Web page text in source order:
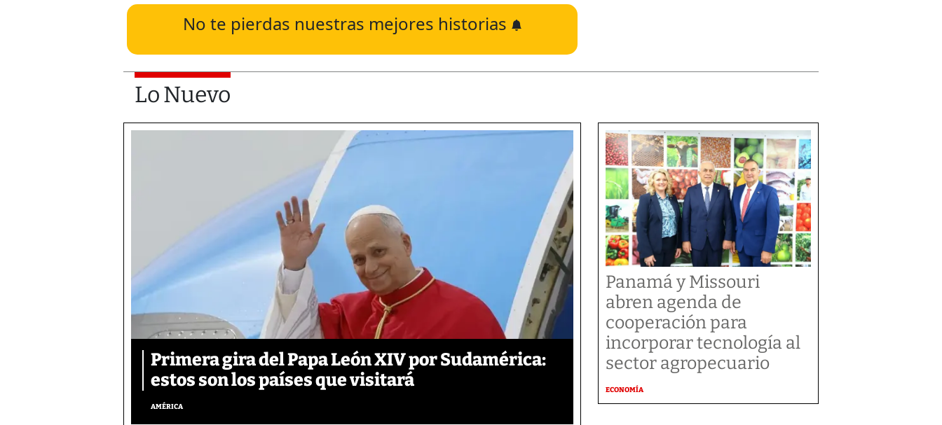
No te pierdas nuestras mejores historias
Lo Nuevo
Primera gira del Papa León XIV por Sudamérica:
estos son los países que visitará
AMÉRICA
Panamá y Missouri
abren agenda de
cooperación para
incorporar tecnología al
sector agropecuario
ECONOMÍA